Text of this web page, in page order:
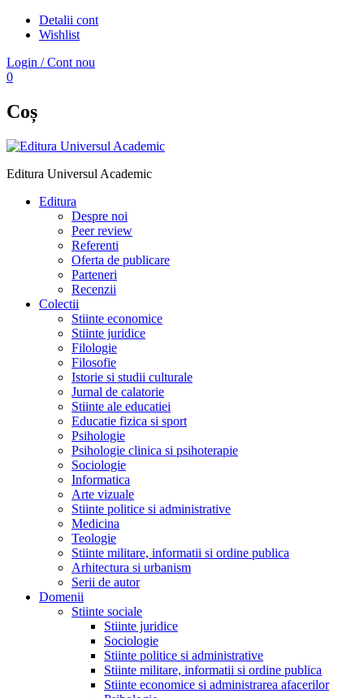
Detalii cont
Wishlist
Login / Cont nou
0
Coș
Editura Universul Academic
Editura
Despre noi
Peer review
Referenti
Oferta de publicare
Parteneri
Recenzii
Colectii
Stiinte economice
Stiinte juridice
Filologie
Filosofie
Istorie si studii culturale
Jurnal de calatorie
Stiinte ale educatiei
Educatie fizica si sport
Psihologie
Psihologie clinica si psihoterapie
Sociologie
Informatica
Arte vizuale
Stiinte politice si administrative
Medicina
Teologie
Stiinte militare, informatii si ordine publica
Arhitectura si urbanism
Serii de autor
Domenii
Stiinte sociale
Stiinte juridice
Sociologie
Stiinte politice si administrative
Stiinte militare, informatii si ordine publica
Stiinte economice si administrarea afacerilor